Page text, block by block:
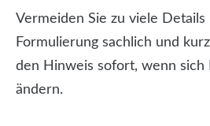
Vermeiden Sie zu viele Details
Formulierung sachlich und
den Hinweis sofort, wenn sich
ändern.